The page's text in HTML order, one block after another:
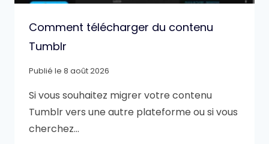
Comment télécharger du contenu
Tumblr
Publié le 8 août 2026
Si vous souhaitez migrer votre contenu
Tumblr vers une autre plateforme ou si vous
cherchez…